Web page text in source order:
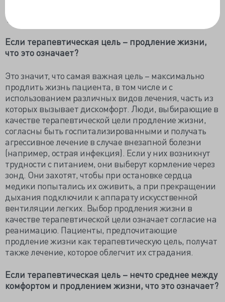
Терапевтическая цель
Если терапевтическая цель – продление жизни,
что это означает?
Это значит, что самая важная цель – максимально
продлить жизнь пациента, в том числе и с
использованием различных видов лечения, часть из
которых вызывает дискомфорт. Люди, выбирающие в
качестве терапевтической цели продление жизни,
согласны быть госпитализированными и получать
агрессивное лечение в случае внезапной болезни
(например, острая инфекция). Если у них возникнут
трудности с питанием, они выберут кормление через
зонд. Они захотят, чтобы при остановке сердца
медики попытались их оживить, а при прекращении
дыхания подключили к аппарату искусственной
вентиляции легких. Выбор продления жизни в
качестве терапевтической цели означает согласие на
реанимацию. Пациенты, предпочитающие
продление жизни как терапевтическую цель, получат
также лечение, которое облегчит их страдания.
Если терапевтическая цель – нечто среднее между
комфортом и продлением жизни, что это означает?